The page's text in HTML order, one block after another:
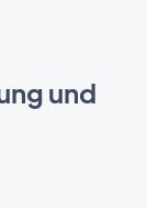
und